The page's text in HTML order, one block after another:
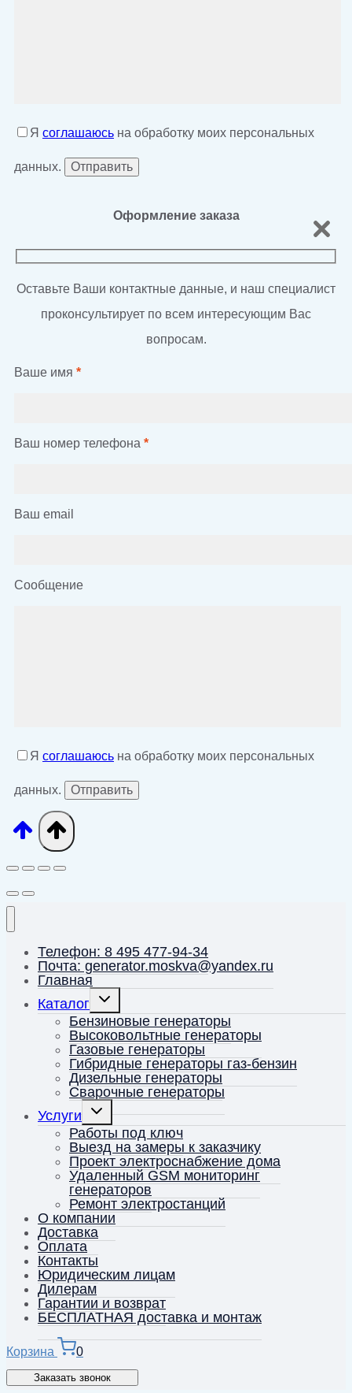
Я соглашаюсь на обработку моих персональных
данных.
Оформление заказа
Оставьте Ваши контактные данные, и наш специалист
проконсультирует по всем интересующим Вас
вопросам.
Ваше имя *
Ваш номер телефона *
Ваш email
Сообщение
Я соглашаюсь на обработку моих персональных
данных.
Телефон: 8 495 477-94-34
Почта: generator.moskva@yandex.ru
Главная
Каталог
Переключить
меню
Бензиновые генераторы
Высоковольтные генераторы
Газовые генераторы
Гибридные генераторы газ-бензин
Дизельные генераторы
Сварочные генераторы
Услуги
Переключить
дочернее
меню
Работы под ключ
Выезд на замеры к заказчику
Проект электроснабжение дома
Удаленный GSM мониторинг
генераторов
Ремонт электростанций
О компании
Доставка
Оплата
Контакты
Юридическим лицам
Дилерам
Гарантии и возврат
БЕСПЛАТНАЯ доставка и монтаж
Корзина 0
Заказать звонок